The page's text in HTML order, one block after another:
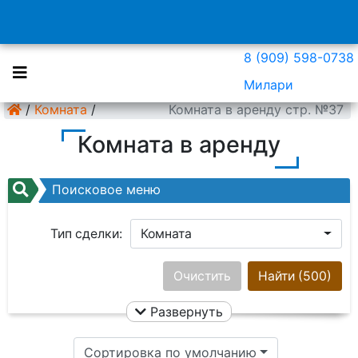
8 (909) 598-0738
Милари
/ Комната / Комната в аренду стр. №37
Комната в аренду
Поисковое меню
Тип сделки: Комната
Ничего не выбрано
Цена:
Найти (500)
Очистить
Развернуть
Сортировка по умолчанию